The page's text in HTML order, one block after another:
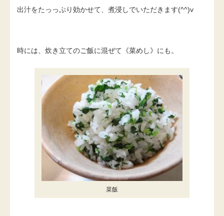
出汁をたっっぷり効かせて、煮浸しでいただきます(^^)v
時には、炊き立てのご飯に混ぜて《菜めし》にも。
菜飯